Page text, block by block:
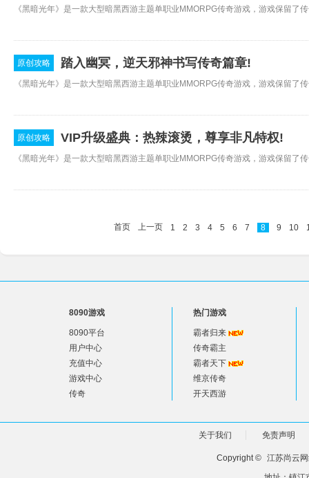
原创攻略 踏入幽冥，逆天邪神书写传奇篇章!
原创攻略 VIP升级盛典：热辣滚烫，尊享非凡特权!
首页 上一页 1 2 3 4 5 6 7 8 9 10
8090游戏
8090平台
用户中心
充值中心
游戏中心
传奇
热门游戏
霸者归来
传奇霸主
霸者天下
维京传奇
开天西游
关于我们 免责声明
Copyright © 江苏尚云